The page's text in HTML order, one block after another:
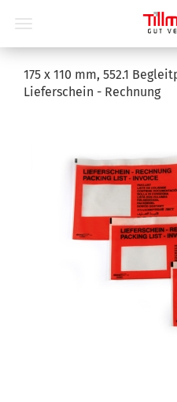
175 x 110 mm, 552.1
Lieferschein - Rechnung